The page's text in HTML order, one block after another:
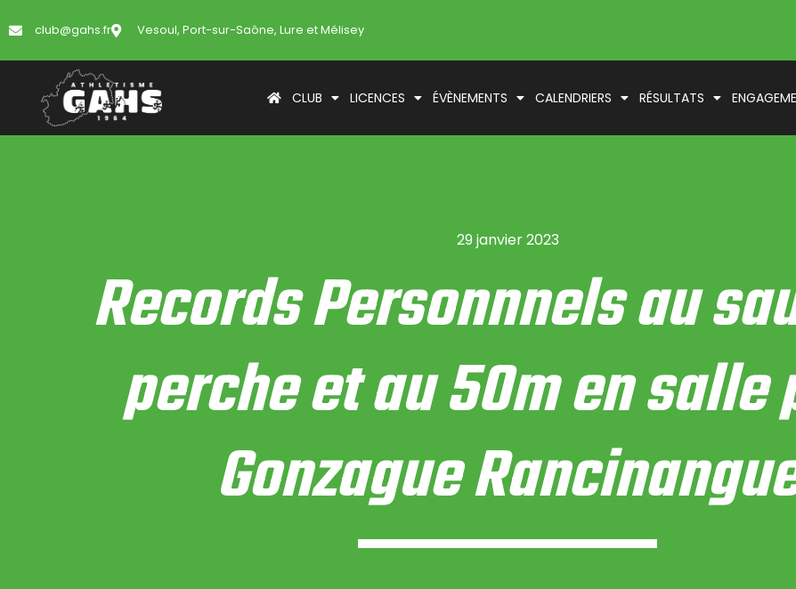
club@gahs.fr Vesoul, Port-sur-Saône, Lure et Mélisey
CLUB LICENCES ÉVÈNEMENTS CALENDRIERS RÉSULTATS
29 janvier 2023
Records Personnnels au
perche et au 50m en salle
Gonzague